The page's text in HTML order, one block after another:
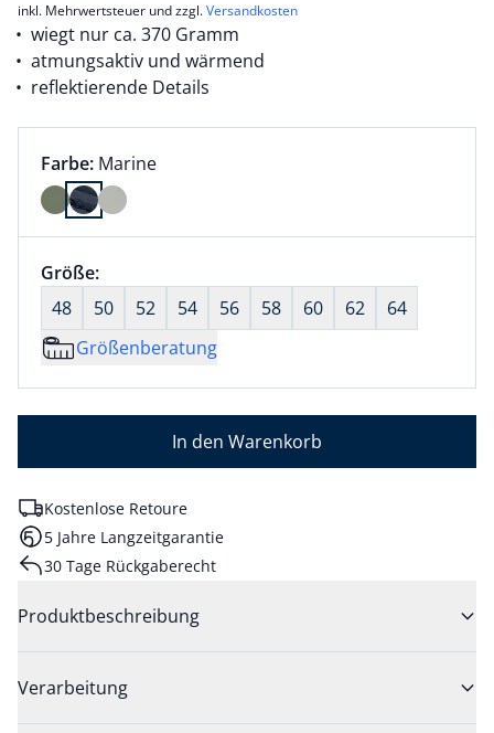
inkl. Mehrwertsteuer und zzgl.Versandkosten
wiegt nur ca. 370 Gramm
atmungsaktiv und wärmend
reflektierende Details
Farbauswahl:
Farbe: aktuell ausgewählt:
Marine
Farbe Marine ausgewählt
Größenauswahl:
Größe:nichts ausgewählt
48
50 52 54 56 58 60 62
64
Größenberatung
In den Warenkorb
Kostenlose Retoure
5 Jahre Langzeitgarantie
30 Tage Rückgaberecht
Produktbeschreibung
Verarbeitung